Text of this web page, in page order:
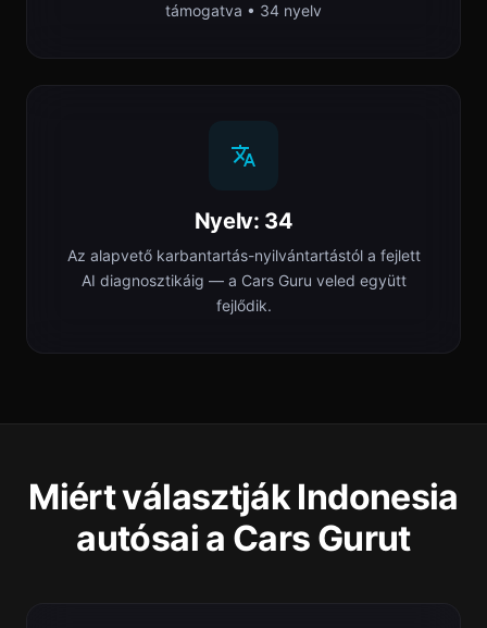
támogatva • 34 nyelv
Nyelv: 34
Az alapvető karbantartás-nyilvántartástól a fejlett
AI diagnosztikáig — a Cars Guru veled együtt
fejlődik.
Miért választják Indonesia
autósai a Cars Gurut